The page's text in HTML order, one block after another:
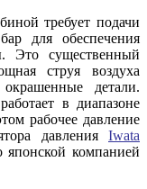
требует подачи
для обеспечения
Это существенный
струя воздуха
детали.
в диапазоне
рабочее давление
давления Iwata
японской компанией